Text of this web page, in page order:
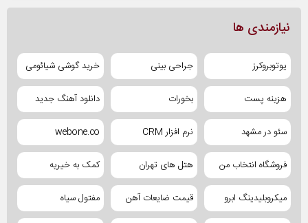
نیازمندی ها
یوتوبروکرز جراحی بینی خرید گوشی شیائومی
هزینه پست بخورات دانلود آهنگ جدید
سئو در مشهد نرم افزار CRM webone.co
فروشگاه انتخاب من هتل های تهران کمک به خیریه
میکروبلیدینگ ابرو قیمت ضایعات آهن مفتول سیاه